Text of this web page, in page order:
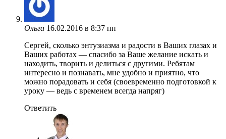
Ольга 16.02.2016 в 8:37 пп
Сергей, сколько энтузиазма и радости в Ваших глазах и
Ваших работах — спасибо за Ваше желание искать и
находить, творить и делиться с другими. Ребятам
интересно и познавать, мне удобно и приятно, что
можно порадовать и себя (своевременно подготовкой к
уроку — ведь с временем всегда напряг)
Ответить